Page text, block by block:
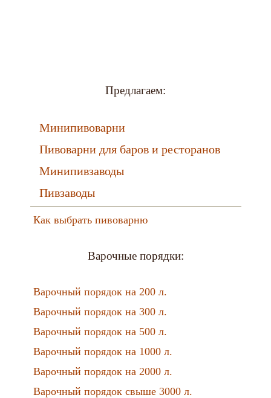
Предлагаем:
Минипивоварни
Пивоварни для баров и ресторанов
Минипивзаводы
Пивзаводы
Как выбрать пивоварню
Варочные порядки:
Варочный порядок на 200 л.
Варочный порядок на 300 л.
Варочный порядок на 500 л.
Варочный порядок на 1000 л.
Варочный порядок на 2000 л.
Варочный порядок свыше 3000 л.